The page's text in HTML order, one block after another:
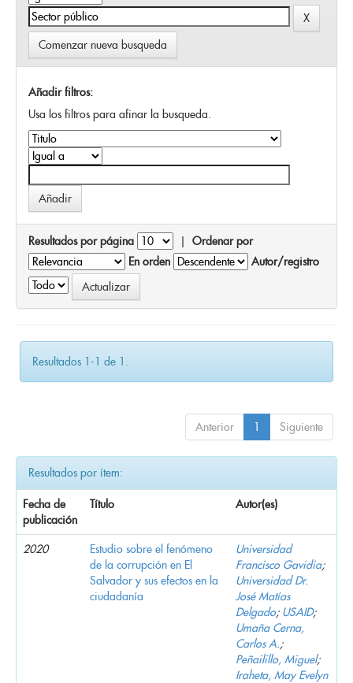
Comenzar nueva busqueda
Añadir filtros:
Usa los filtros para afinar la busqueda.
Resultados por página | Ordenar por
En orden
Autor/registro
Resultados 1-1 de 1.
Anterior 1 Siguiente
Resultados por ítem:
Fecha de
publicación
Título Autor(es)
2020
Estudio sobre el fenómeno
de la corrupción en El
Salvador y sus efectos en la
ciudadanía
Universidad
Francisco Gavidia;
Universidad Dr.
José Matías
Delgado; USAID;
Umaña Cerna,
Carlos A.;
Peñailillo, Miguel;
Iraheta, May Evelyn